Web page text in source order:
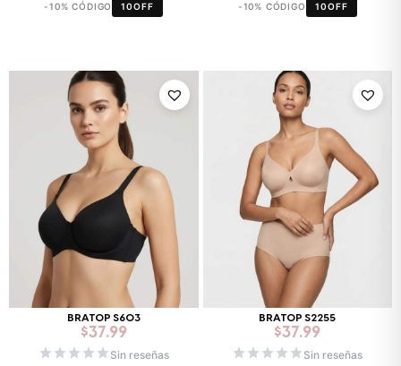
-10% CÓDIGO 10OFF -10% CÓDIGO 10OFF
BRATOP S603
$37.99
Sin reseñas
BRATOP S2255
$37.99
Sin reseñas